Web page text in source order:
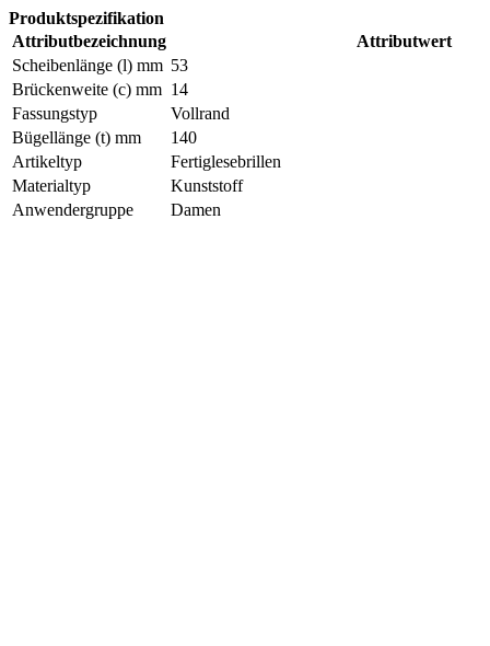
Produktspezifikation
Attributbezeichnung
Attributwert
Scheibenlänge (l) mm 53
Brückenweite (c) mm 14
Fassungstyp
Vollrand
Bügellänge (t) mm
140
Artikeltyp
Fertiglesebrillen
Materialtyp
Kunststoff
Anwendergruppe
Damen